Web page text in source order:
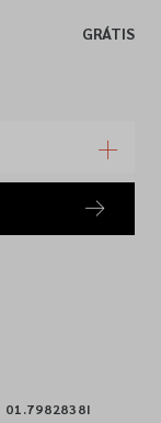
GRÁTIS
01.7982838I